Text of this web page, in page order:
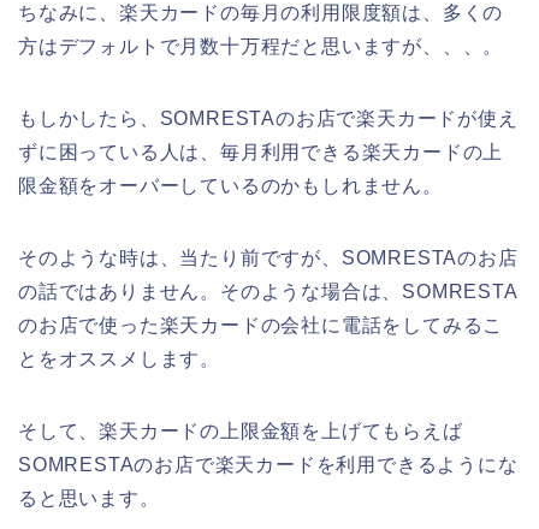
ちなみに、楽天カードの毎月の利用限度額は、多くの
方はデフォルトで月数十万程だと思いますが、、、。
もしかしたら、SOMRESTAのお店で楽天カードが使え
ずに困っている人は、毎月利用できる楽天カードの上
限金額をオーバーしているのかもしれません。
そのような時は、当たり前ですが、SOMRESTAのお店
の話ではありません。そのような場合は、SOMRESTA
のお店で使った楽天カードの会社に電話をしてみるこ
とをオススメします。
そして、楽天カードの上限金額を上げてもらえば
SOMRESTAのお店で楽天カードを利用できるようにな
ると思います。